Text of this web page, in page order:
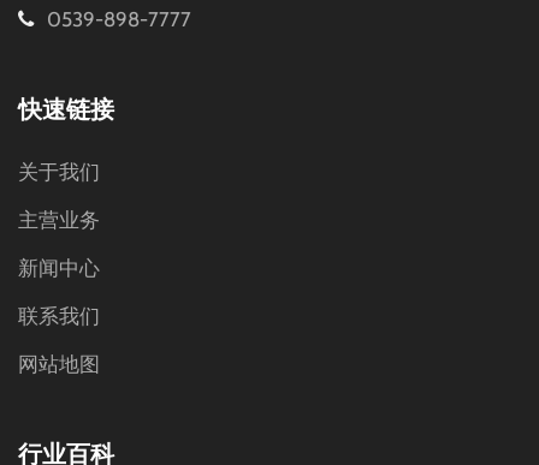
0539-898-7777
快速链接
关于我们
主营业务
新闻中心
联系我们
网站地图
行业百科